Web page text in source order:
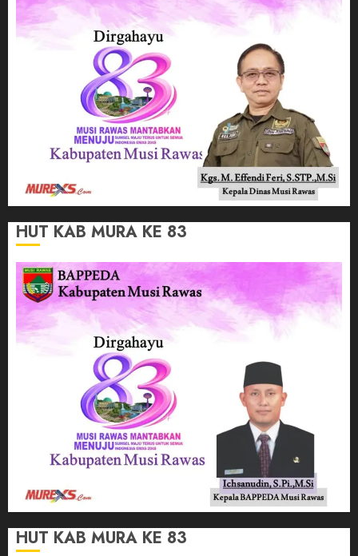
HUT KAB MURA KE 83
HUT KAB MURA KE 83